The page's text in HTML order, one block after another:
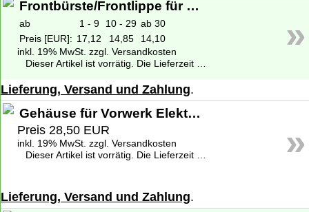
»
Frontbürste/Frontlippe für Vorwerk Elektrobürste EB 400 - Original
ab 1 - 9 10 - 29 ab 30
Preis [EUR]: 17,12 14,85
14,10
inkl. 19% MwSt. zzgl. Versandkosten
Dieser Artikel ist vorrätig. Die Lieferzeit beträgt 1-2 Werktage deutschlandweit. Weitere Informationen zu den Lieferzeiten finden Sie unter
Lieferung, Versand und Zahlung.
»
Gehäuse für Vorwerk Elektrobürste EB 400 - Gebraucht
Preis 28,50 EUR
inkl. 19% MwSt. zzgl. Versandkosten
Dieser Artikel ist vorrätig. Die Lieferzeit beträgt 1-2 Werktage deutschlandweit. Weitere Informationen zu den Lieferzeiten finden Sie unter
Lieferung, Versand und Zahlung.